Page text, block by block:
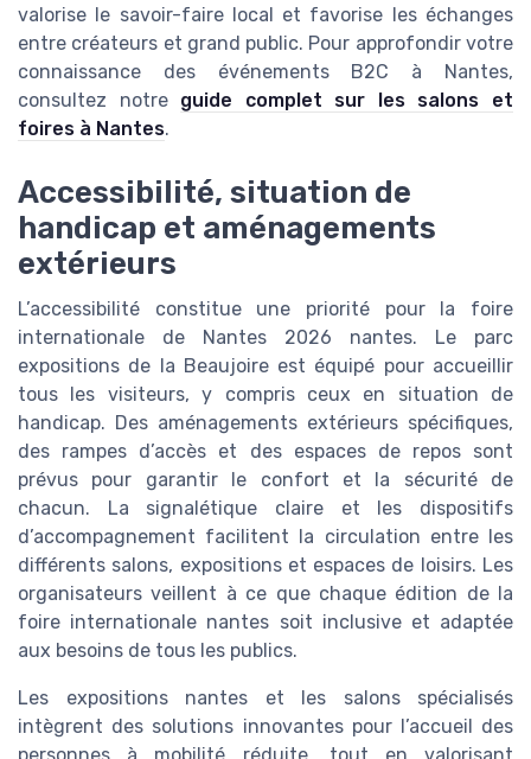
valorise le savoir-faire local et favorise les échanges
entre créateurs et grand public. Pour approfondir votre
connaissance des événements B2C à Nantes,
consultez notre guide complet sur les salons et
foires à Nantes.
Accessibilité, situation de
handicap et aménagements
extérieurs
L’accessibilité constitue une priorité pour la foire
internationale de Nantes 2026 nantes. Le parc
expositions de la Beaujoire est équipé pour accueillir
tous les visiteurs, y compris ceux en situation de
handicap. Des aménagements extérieurs spécifiques,
des rampes d’accès et des espaces de repos sont
prévus pour garantir le confort et la sécurité de
chacun. La signalétique claire et les dispositifs
d’accompagnement facilitent la circulation entre les
différents salons, expositions et espaces de loisirs. Les
organisateurs veillent à ce que chaque édition de la
foire internationale nantes soit inclusive et adaptée
aux besoins de tous les publics.
Les expositions nantes et les salons spécialisés
intègrent des solutions innovantes pour l’accueil des